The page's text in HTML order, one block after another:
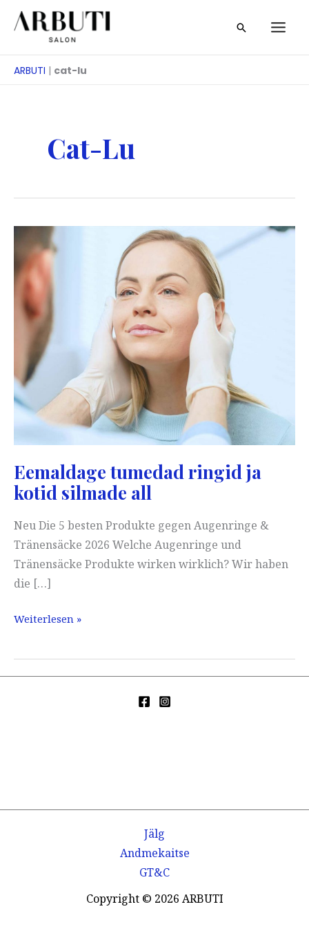
Skip
Otsi
ARBUTI | cat-lu
Cat-Lu
Eemaldage tumedad ringid ja
kotid silmade all
Neu Die 5 besten Produkte gegen Augenringe &
Tränensäcke 2026 Welche Augenringe und
Tränensäcke Produkte wirken wirklich? Wir haben
die […]
Eemaldage
ringid
ja
Weiterlesen »
Jälg
Andmekaitse
GT&C
Copyright © 2026 ARBUTI